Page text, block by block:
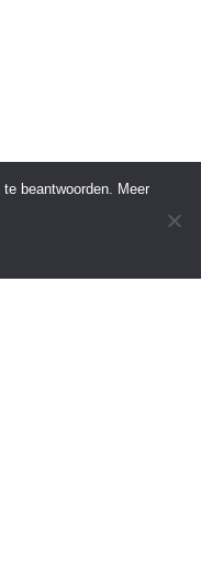
beantwoorden. Meer